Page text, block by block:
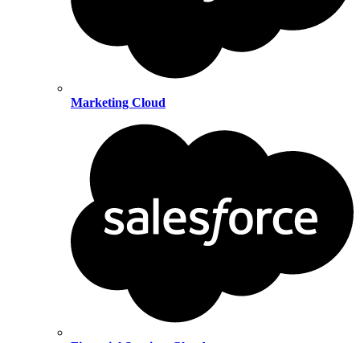
Marketing Cloud